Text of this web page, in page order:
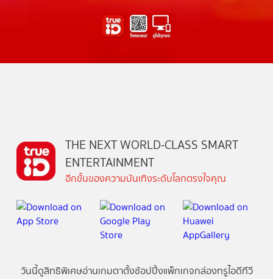
THE NEXT WORLD-CLASS SMART
ENTERTAINMENT
อีกขั้นของความบันเทิงระดับโลกตรงใจคุณ
วันนี้ดูสิทธิพิเศษอ่านเกมตาตั้งช้อปปิ้งแพ็กเกจกล่องทรูไอดีทีวี